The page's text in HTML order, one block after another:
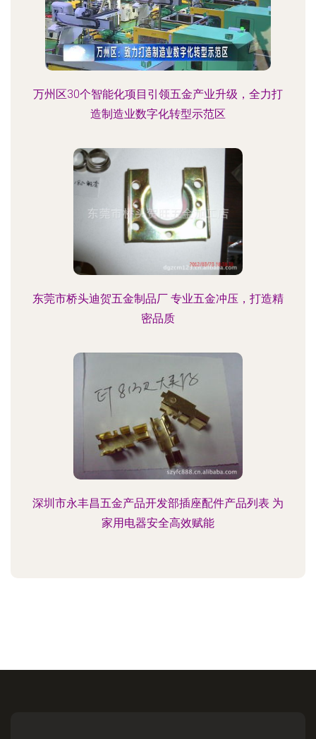
万州区30个智能化项目引领五金产业升级，全力打
造制造业数字化转型示范区
东莞市桥头迪贺五金制品厂 专业五金冲压，打造精
密品质
深圳市永丰昌五金产品开发部插座配件产品列表 为
家用电器安全高效赋能